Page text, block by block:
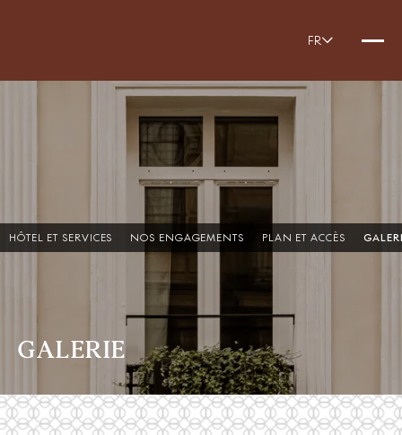
FR
GALERIE
HÔTEL ET SERVICES NOS ENGAGEMENTS PLAN ET ACCÈS